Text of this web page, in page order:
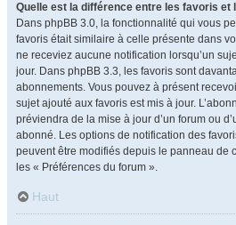
Quelle est la différence entre les favoris et
Dans phpBB 3.0, la fonctionnalité qui vous
favoris était similaire à celle présente dans
ne receviez aucune notification lorsqu’un
jour. Dans phpBB 3.3, les favoris sont
abonnements. Vous pouvez à présent
sujet ajouté aux favoris est mis à jour.
préviendra de la mise à jour d’un forum ou
abonné. Les options de notification des
peuvent être modifiés depuis le panneau de
les « Préférences du forum ».
Haut